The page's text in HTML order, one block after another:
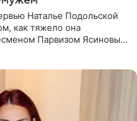
Наталье Подольской
как тяжело она
Парвизом Ясиновым.